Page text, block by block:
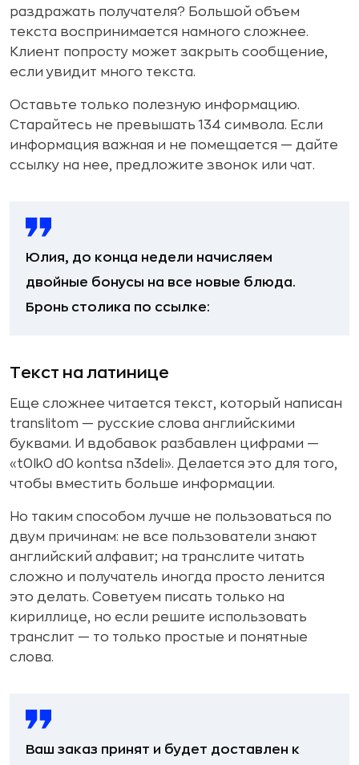
раздражать получателя? Большой объем
текста воспринимается намного сложнее.
Клиент попросту может закрыть сообщение,
если увидит много текста.
Оставьте только полезную информацию.
Старайтесь не превышать 134 символа. Если
информация важная и не помещается — дайте
ссылку на нее, предложите звонок или чат.
Юлия, до конца недели начисляем
двойные бонусы на все новые блюда.
Бронь столика по ссылке:
Текст на латинице
Еще сложнее читается текст, который написан
translitom — русские слова английскими
буквами. И вдобавок разбавлен цифрами —
«t0lk0 d0 kontsa n3deli». Делается это для того,
чтобы вместить больше информации.
Но таким способом лучше не пользоваться по
двум причинам: не все пользователи знают
английский алфавит; на транслите читать
сложно и получатель иногда просто ленится
это делать. Советуем писать только на
кириллице, но если решите использовать
транслит — то только простые и понятные
слова.
Ваш заказ принят и будет доставлен к